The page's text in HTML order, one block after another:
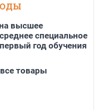
высшее
специальное
год обучения
товары